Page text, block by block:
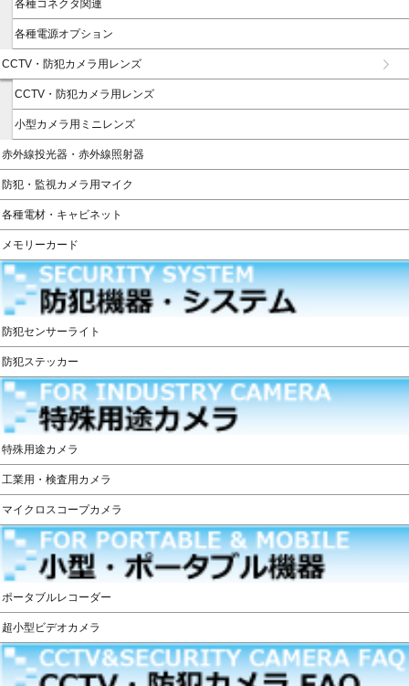
各種コネクタ関連
各種電源オプション
CCTV・防犯カメラ用レンズ
CCTV・防犯カメラ用レンズ
小型カメラ用ミニレンズ
赤外線投光器・赤外線照射器
防犯・監視カメラ用マイク
各種電材・キャビネット
メモリーカード
防犯センサーライト
防犯ステッカー
特殊用途カメラ
工業用・検査用カメラ
マイクロスコープカメラ
ポータブルレコーダー
超小型ビデオカメラ